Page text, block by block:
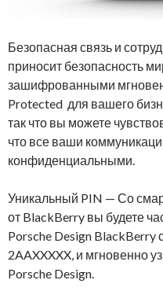
Безопасная связь и
приносит безопасность
зашифрованными
Protected для вашего
так что вы можете
что все ваши
конфиденциальными.
Уникальный PIN — Со
от BlackBerry вы будете
Porsche Design BlackBerry
2AAXXXXX, и мгновенно
Porsche Design.